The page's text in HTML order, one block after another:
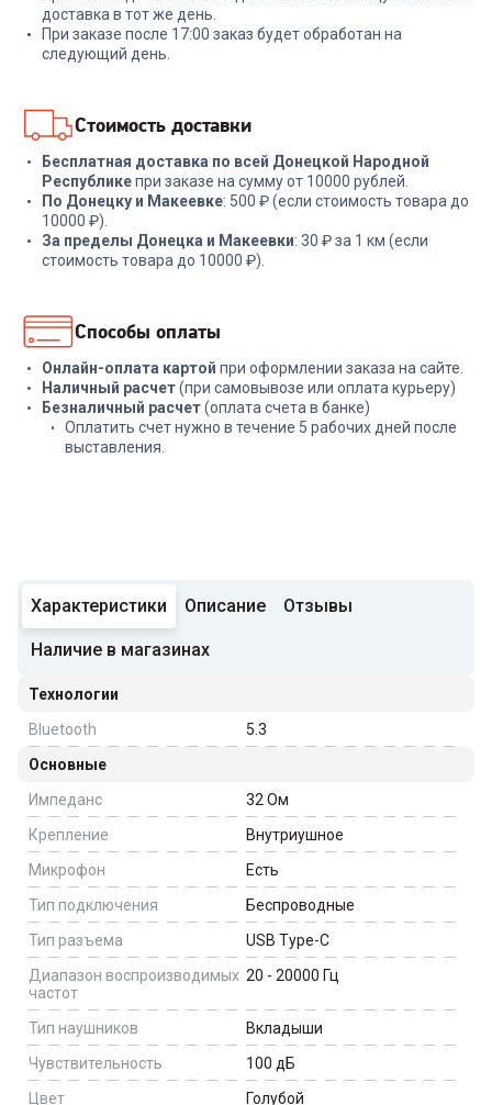
доставка в тот же день.
При заказе после 17:00 заказ будет обработан на
следующий день.
Стоимость доставки
Бесплатная доставка по всей Донецкой Народной
Республикепри заказе на сумму от 10000 рублей.
По Донецку и Макеевке: 500 ₽ (если стоимость товара до
10000 ₽).
За пределы Донецка и Макеевки: 30 ₽ за 1 км (если
стоимость товара до 10000 ₽).
Способы оплаты
Онлайн-оплата картой при оформлении заказа на сайте.
Наличный расчет(при самовывозе или оплата курьеру)
Безналичный расчет(оплата счета в банке)
Оплатить счет нужно в течение 5 рабочих дней после
выставления.
Характеристики Описание Отзывы
Наличие в магазинах
Технологии
Bluetooth
5.3
Основные
Импеданс
32 Ом
Крепление
Внутриушное
Микрофон
Есть
Тип подключения
Беспроводные
Тип разъема
USB Type-C
Диапазон воспроизводимых
частот
20 - 20000 Гц
Тип наушников
Вкладыши
Чувствительность
100 дБ
Цвет
Голубой